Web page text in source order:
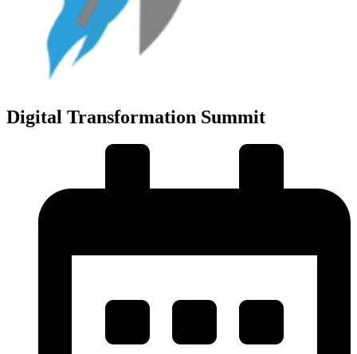
Digital Transformation Summit